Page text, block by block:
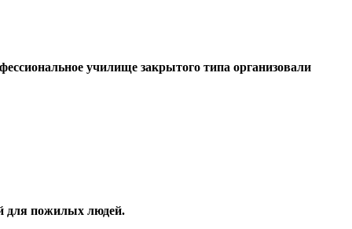
училище закрытого типа организовали
для пожилых людей.